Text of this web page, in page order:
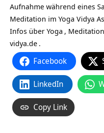
Aufnahme während eines
Meditation im Yoga Vidya
Infos über Yoga , Meditation
vidya.de .
Facebook
LinkedIn
Copy Link